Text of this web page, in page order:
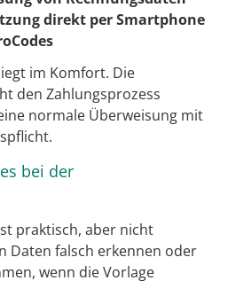
direkt per Smartphone
im Komfort. Die
den Zahlungsprozess
normale Überweisung mit
bei der
praktisch, aber nicht
Daten falsch erkennen oder
wenn die Vorlage